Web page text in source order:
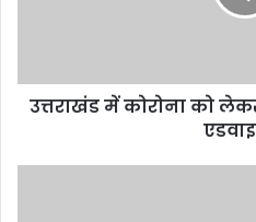
उत्तराखंड में कोरोना को